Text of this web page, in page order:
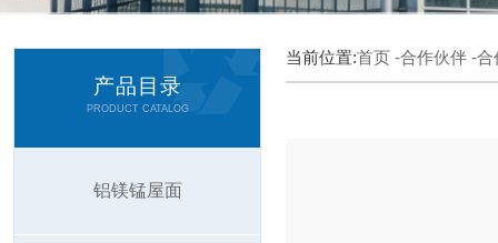
产品目录
PRODUCT CATALOG
铝镁锰屋面
当前位置:首页 -合作伙伴 -合